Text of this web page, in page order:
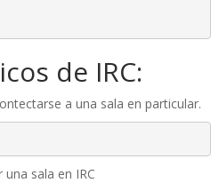
de IRC:
a una sala en particular.
sala en IRC